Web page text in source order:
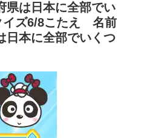
県は日本に全部でい
ズ6/8こたえ 名前
日本に全部でいくつ